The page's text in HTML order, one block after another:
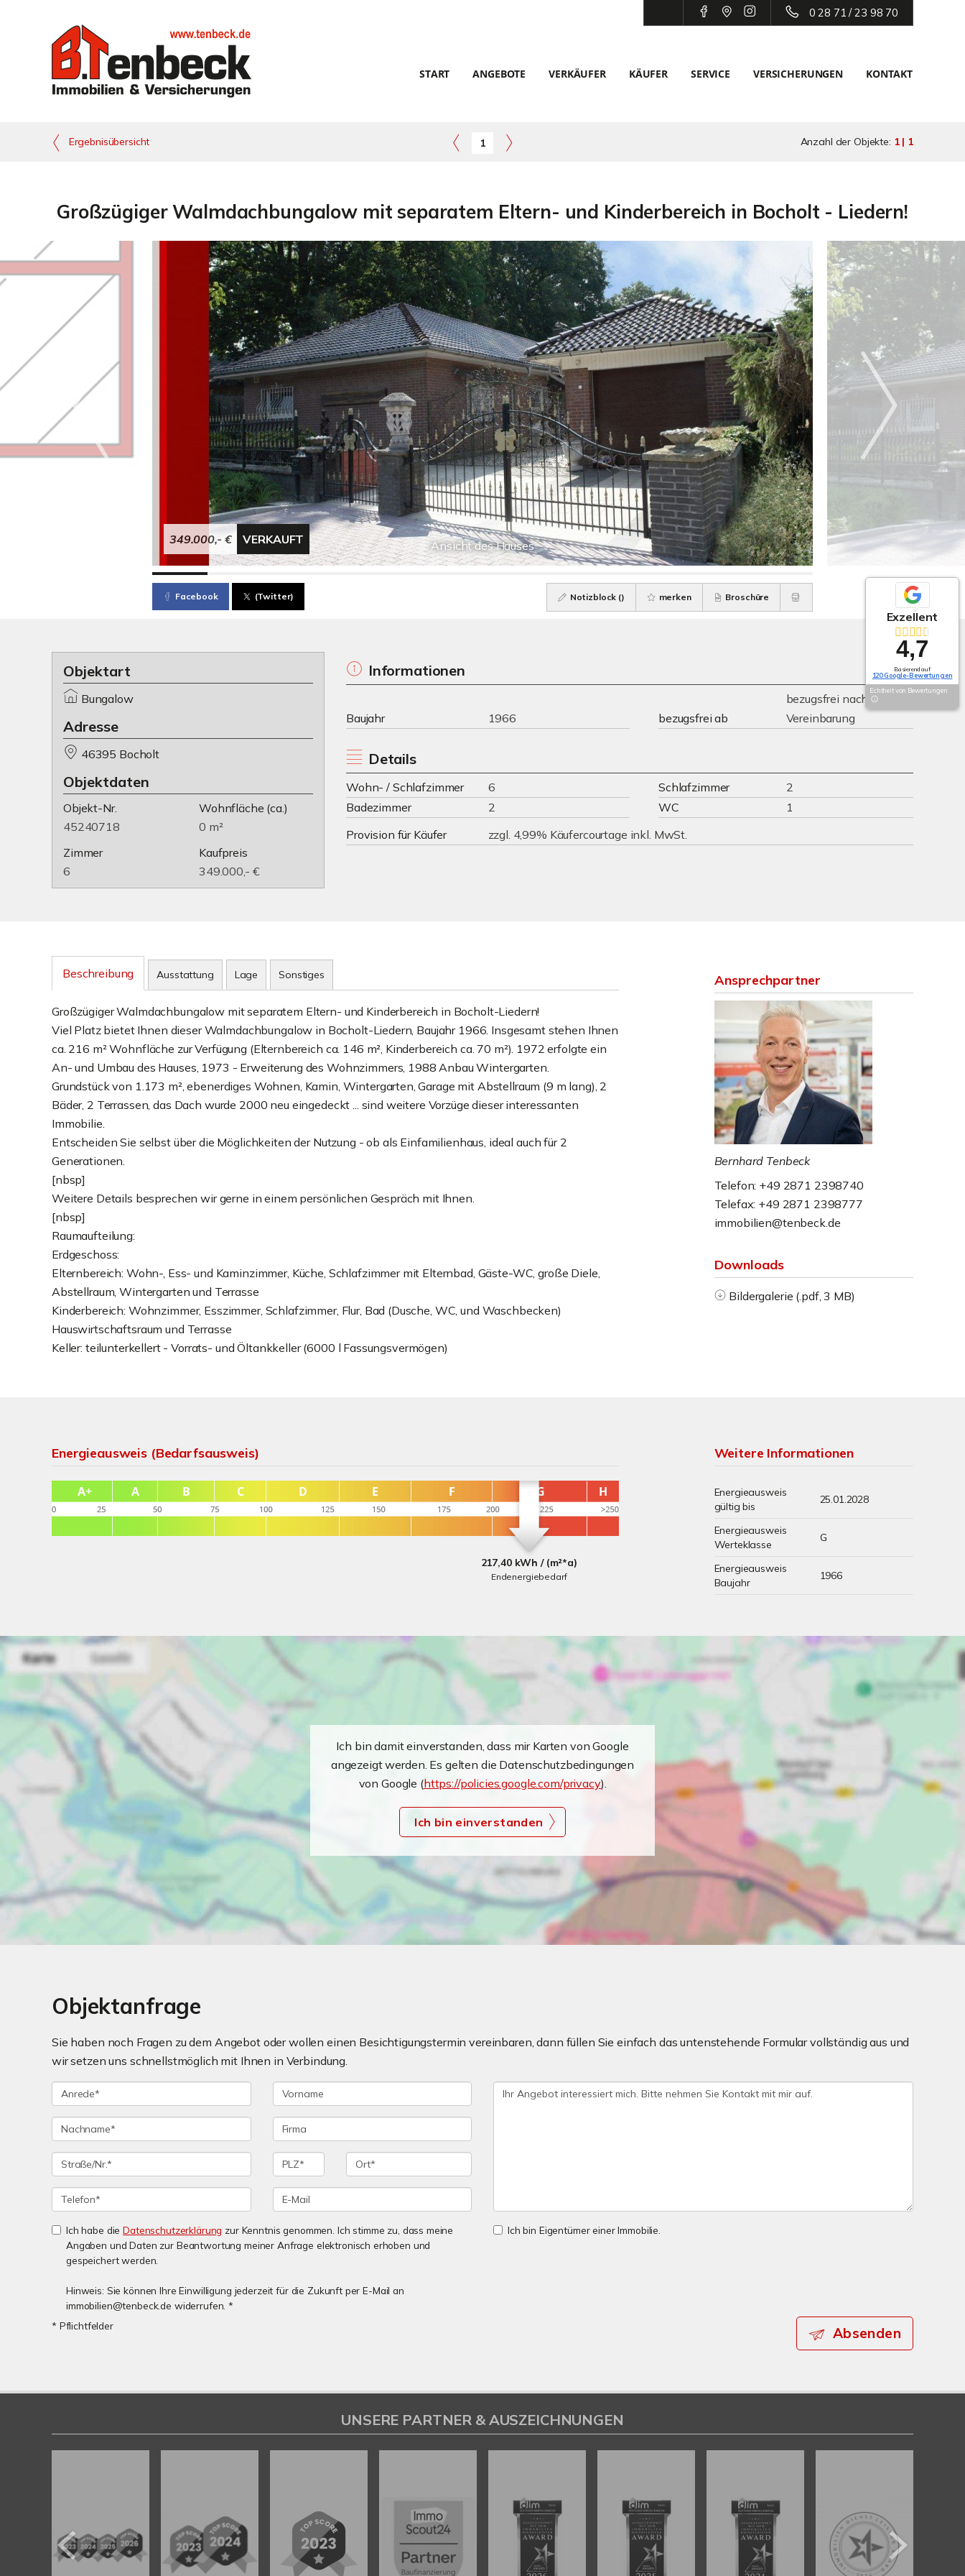
0 28 71 / 23 98 70
START ANGEBOTE VERKÄUFER KÄUFER SERVICE VERSICHERUNGEN KONTAKT
Ergebnisübersicht 1 Anzahl der Objekte: 1 | 1
Großzügiger Walmdachbungalow mit separatem Eltern- und Kinderbereich in Bocholt - Liedern!
Ansicht des Hauses
349.000,- € VERKAUFT
Facebook (Twitter) Notizblock () merken Broschüre
Objektart
Bungalow
Adresse
46395 Bocholt
Objektdaten
Objekt-Nr.
45240718
Wohnfläche (ca.)
0 m²
Zimmer
6
Kaufpreis
349.000,- €
Informationen
Baujahr 1966 bezugsfrei ab
bezugsfrei nach
Vereinbarung
Details
Wohn- / Schlafzimmer 6 Schlafzimmer
2
Badezimmer
2 WC
1
Provision für Käufer
zzgl. 4,99% Käufercourtage inkl. MwSt.
Beschreibung Ausstattung Lage Sonstiges
Großzügiger Walmdachbungalow mit separatem Eltern- und Kinderbereich in Bocholt-Liedern!
Viel Platz bietet Ihnen dieser Walmdachbungalow in Bocholt-Liedern, Baujahr 1966. Insgesamt stehen Ihnen
ca. 216 m² Wohnfläche zur Verfügung (Elternbereich ca. 146 m², Kinderbereich ca. 70 m²). 1972 erfolgte ein
An- und Umbau des Hauses, 1973 - Erweiterung des Wohnzimmers, 1988 Anbau Wintergarten.
Grundstück von 1.173 m², ebenerdiges Wohnen, Kamin, Wintergarten, Garage mit Abstellraum (9 m lang), 2
Bäder, 2 Terrassen, das Dach wurde 2000 neu eingedeckt ... sind weitere Vorzüge dieser interessanten
Immobilie.
Entscheiden Sie selbst über die Möglichkeiten der Nutzung - ob als Einfamilienhaus, ideal auch für 2
Generationen.
[nbsp]
Weitere Details besprechen wir gerne in einem persönlichen Gespräch mit Ihnen.
[nbsp]
Raumaufteilung:
Erdgeschoss:
Elternbereich: Wohn-, Ess- und Kaminzimmer, Küche, Schlafzimmer mit Elternbad, Gäste-WC, große Diele,
Abstellraum, Wintergarten und Terrasse
Kinderbereich: Wohnzimmer, Esszimmer, Schlafzimmer, Flur, Bad (Dusche, WC, und Waschbecken)
Hauswirtschaftsraum und Terrasse
Keller: teilunterkellert - Vorrats- und Öltankkeller (6000 l Fassungsvermögen)
Ansprechpartner
Bernhard Tenbeck
Telefon: +49 2871 2398740
Telefax: +49 2871 2398777
immobilien@tenbeck.de
Downloads
Bildergalerie (.pdf, 3 MB)
Energieausweis (Bedarfsausweis)
217,40 kWh / (m²*a)
Endenergiebedarf
Weitere Informationen
Energieausweis
gültig bis
25.01.2028
Energieausweis
Werteklasse
G
Energieausweis
Baujahr
1966
Ich bin damit einverstanden, dass mir Karten von Google
angezeigt werden. Es gelten die Datenschutzbedingungen
von Google (https://policies.google.com/privacy).
Ich bin einverstanden
Objektanfrage
Sie haben noch Fragen zu dem Angebot oder wollen einen Besichtigungstermin vereinbaren, dann füllen Sie einfach das untenstehende Formular vollständig aus und
wir setzen uns schnellstmöglich mit Ihnen in Verbindung.
Ich habe dieDatenschutzerklärung zur Kenntnis genommen. Ich stimme zu, dass meine
Angaben und Daten zur Beantwortung meiner Anfrage elektronisch erhoben und
gespeichert werden.
Hinweis: Sie können Ihre Einwilligung jederzeit für die Zukunft per E-Mail an
immobilien@tenbeck.de widerrufen. *
Ich bin Eigentümer einer Immobilie.
* Pflichtfelder Absenden
Exzellent
4,7
Basierend auf
120 Google-Bewertungen
Echtheit von Bewertungen
UNSERE PARTNER & AUSZEICHNUNGEN